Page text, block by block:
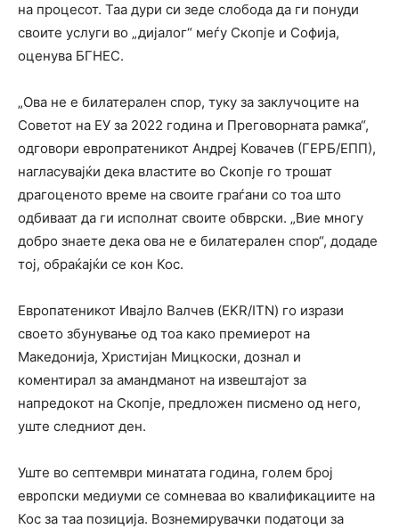
на процесот. Таа дури си зеде слобода да ги понуди
своите услуги во „дијалог“ меѓу Скопје и Софија,
оценува БГНЕС.
„Ова не е билатерален спор, туку за заклучоците на
Советот на ЕУ за 2022 година и Преговорната рамка“,
одговори европратеникот Андреј Ковачев (ГЕРБ/ЕПП),
нагласувајќи дека властите во Скопје го трошат
драгоценото време на своите граѓани со тоа што
одбиваат да ги исполнат своите обврски. „Вие многу
добро знаете дека ова не е билатерален спор“, додаде
тој, обраќајќи се кон Кос.
Европатеникот Ивајло Валчев (EKR/ITN) го изрази
своето збунување од тоа како премиерот на
Македонија, Христијан Мицкоски, дознал и
коментирал за амандманот на извештајот за
напредокот на Скопје, предложен писмено од него,
уште следниот ден.
Уште во септември минатата година, голем број
европски медиуми се сомневаа во квалификациите на
Кос за таа позиција. Вознемирувачки податоци за